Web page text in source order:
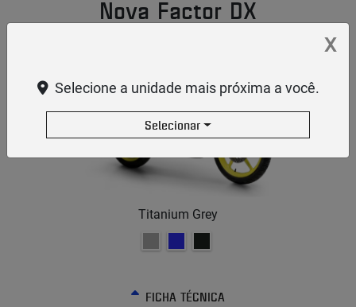
Nova Factor DX
Titanium Grey
FICHA TÉCNICA
X
Selecione a unidade mais próxima a você.
Selecionar